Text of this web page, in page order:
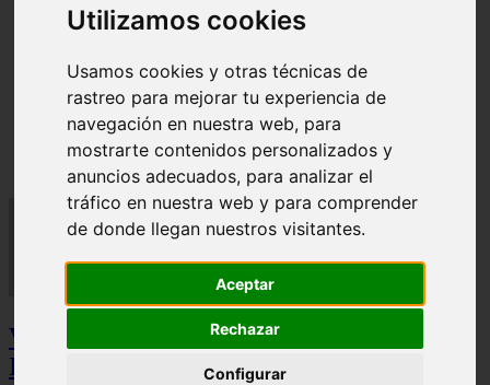
Utilizamos cookies
Usamos cookies y otras técnicas de
rastreo para mejorar tu experiencia de
navegación en nuestra web, para
mostrarte contenidos personalizados y
anuncios adecuados, para analizar el
tráfico en nuestra web y para comprender
de donde llegan nuestros visitantes.
Aceptar
Rechazar
Configurar
En África harán lo que parecía imposible: Utilizarán
moléculas de agua para cocinar sus alimentos
Video Advertencias desde la cúspide de la
IA: Hinton y el posible colapso social